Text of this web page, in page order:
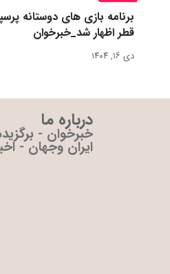
برنامه بازی های دوستانه
قطر اظهار شد_خبرخوان
دی ۱۶, ۱۴۰۴
درباره ما
خبرخوان -
ایران وجهان -